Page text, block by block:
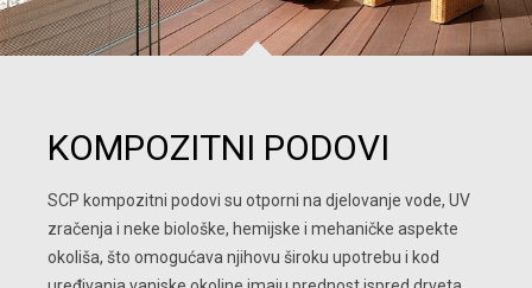
KOMPOZITNI PODOVI
SCP kompozitni podovi su otporni na djelovanje vode, UV
zračenja i neke biološke, hemijske i mehaničke aspekte
okoliša, što omogućava njihovu široku upotrebu i kod